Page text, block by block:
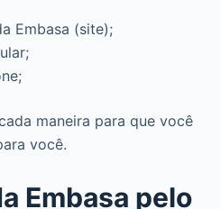
Embasa (site);
maneira para que você
você.
Embasa pelo